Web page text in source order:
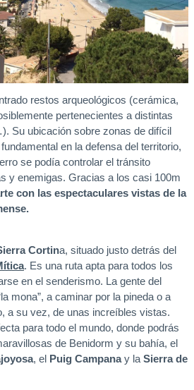
restos arqueológicos (cerámica,
pertenecientes a distintas
Su ubicación sobre zonas de difícil
en la defensa del territorio,
se podía controlar el tránsito
y enemigas. Gracias a los casi 100m
con las espectaculares vistas de la
Cortina, situado justo detrás del
. Es una ruta apta para todos los
en el senderismo. La gente del
mona”, a caminar por la pineda o a
a su vez, de unas increíbles vistas.
para todo el mundo, donde podrás
de Benidorm y su bahía, el
, el Puig Campanay la Sierra de